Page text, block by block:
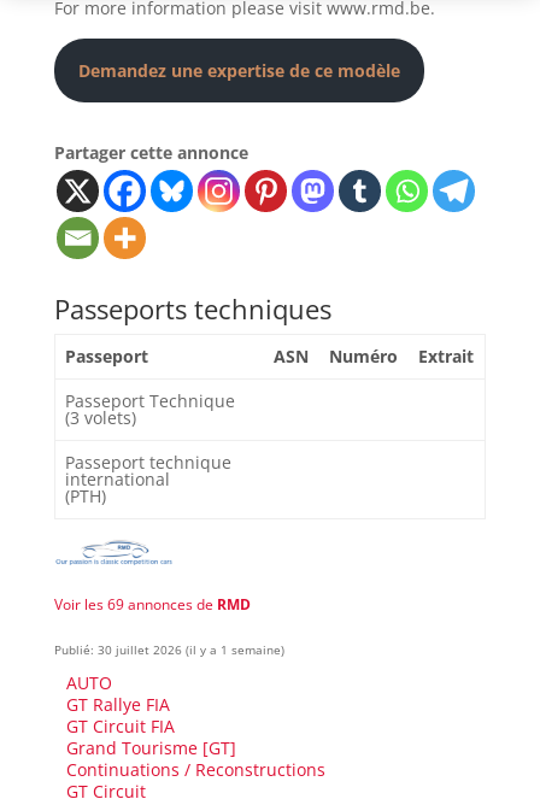
For more information please visit www.rmd.be.
Demandez une expertise de ce modèle
Partager cette annonce
Passeports techniques
Passeport ASN Numéro
Extrait
Passeport Technique
(3 volets)
Passeport technique
international
(PTH)
Voir les 69 annonces de RMD
Publié: 30 juillet 2026 (il y a 1 semaine)
AUTO
GT Rallye FIA
GT Circuit FIA
Grand Tourisme [GT]
Continuations / Reconstructions
GT Circuit